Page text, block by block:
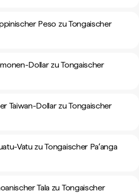
Peso zu Tongaischer
Dollar zu Tongaischer
Taiwan-Dollar zu Tongaischer
Vatu zu Tongaischer Paʻanga
Tala zu Tongaischer